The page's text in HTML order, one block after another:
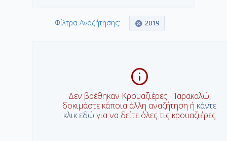
Φίλτρα Αναζήτησης: 2019
Δεν βρέθηκαν Κρουαζιέρες! Παρακαλώ,
δοκιμάστε κάποια άλλη αναζήτηση ή κάντε
κλικ εδώ για να δείτε όλες τις κρουαζιέρες